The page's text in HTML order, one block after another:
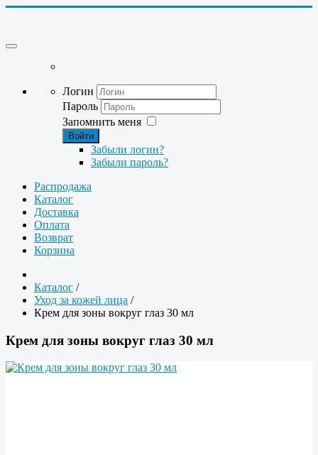
Логин
Пароль
Запомнить меня
Войти
Забыли логин?
Забыли пароль?
Распродажа
Каталог
Доставка
Оплата
Возврат
Корзина
Каталог /
Уход за кожей лица /
Крем для зоны вокруг глаз 30 мл
Крем для зоны вокруг глаз 30 мл